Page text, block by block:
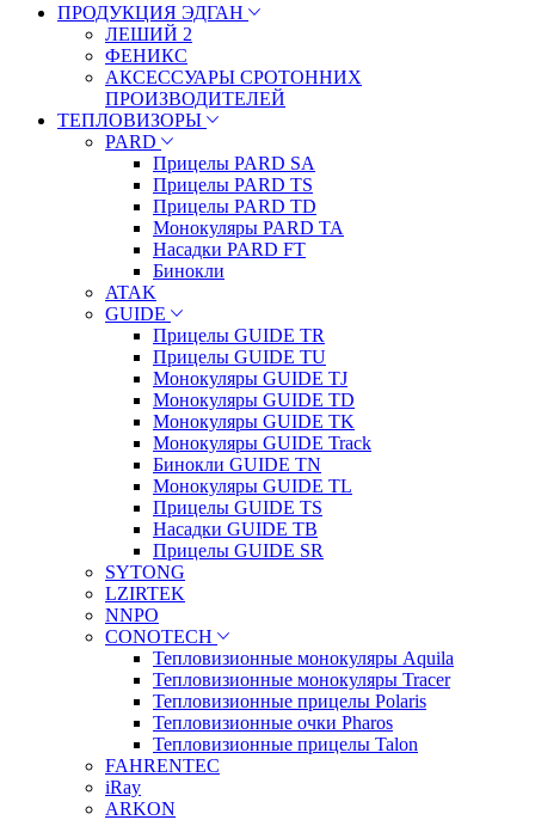
ПРОДУКЦИЯ ЭДГАН
ЛЕШИЙ 2
ФЕНИКС
АКСЕССУАРЫ СРОТОННИХ
ПРОИЗВОДИТЕЛЕЙ
ТЕПЛОВИЗОРЫ
PARD
Прицелы PARD SA
Прицелы PARD TS
Прицелы PARD TD
Монокуляры PARD TA
Насадки PARD FT
Бинокли
ATAK
GUIDE
Прицелы GUIDE TR
Прицелы GUIDE TU
Монокуляры GUIDE TJ
Монокуляры GUIDE TD
Монокуляры GUIDE TK
Монокуляры GUIDE Track
Бинокли GUIDE TN
Монокуляры GUIDE TL
Прицелы GUIDE TS
Насадки GUIDE TB
Прицелы GUIDE SR
SYTONG
LZIRTEK
NNPO
CONOTECH
Тепловизионные монокуляры Aquila
Тепловизионные монокуляры Tracer
Тепловизионные прицелы Polaris
Тепловизионные очки Pharos
Тепловизионные прицелы Talon
FAHRENTEC
iRay
ARKON